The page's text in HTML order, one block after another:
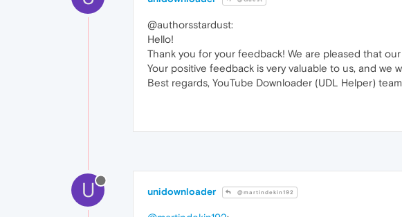
@authorsstardust:
Hello!
Thank you for your feedback! We are pleased that
Your positive feedback is very valuable to us, and
Best regards, YouTube Downloader (UDL Helper)
U unidownloader @martindekin192